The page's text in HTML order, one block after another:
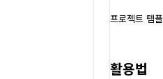
프로젝트 템
활용법